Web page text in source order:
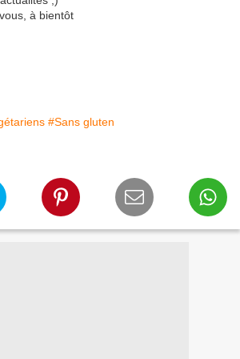
à bientôt
#Sans gluten